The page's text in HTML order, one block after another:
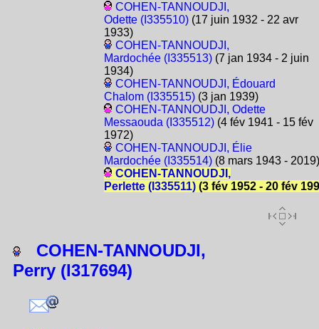
COHEN-TANNOUDJI,
Odette (I335510)(17 juin 1932 - 22 avr
1933)
COHEN-TANNOUDJI,
Mardochée (I335513)(7 jan 1934 - 2 juin
1934)
COHEN-TANNOUDJI, Édouard
Chalom (I335515)(3 jan 1939)
COHEN-TANNOUDJI, Odette
Messaouda (I335512)(4 fév 1941 - 15 fév
1972)
COHEN-TANNOUDJI, Élie
Mardochée (I335514)(8 mars 1943 - 2019)
COHEN-TANNOUDJI,
Perlette (I335511)(3 fév 1952 - 20 fév
COHEN-TANNOUDJI,
Perry (I317694)